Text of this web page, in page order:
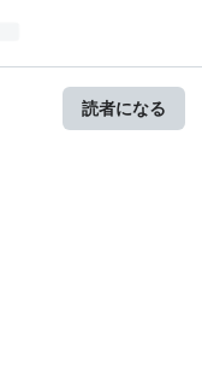
読者になる